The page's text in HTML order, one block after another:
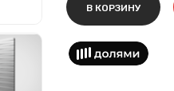
В КОРЗИНУ